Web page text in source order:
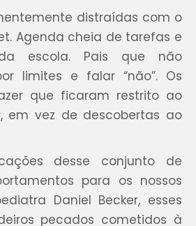
distraídas com o
Agenda cheia de tarefas e
escola. Pais que não
limites e falar “não”. Os
que ficaram restrito ao
em vez de descobertas ao
desse conjunto de
para os nossos
Daniel Becker, esses
pecados cometidos à